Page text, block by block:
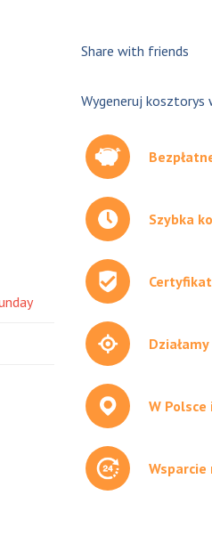
Share with friends
Wygeneruj kosztorys
Szybka
W
Wsparcie